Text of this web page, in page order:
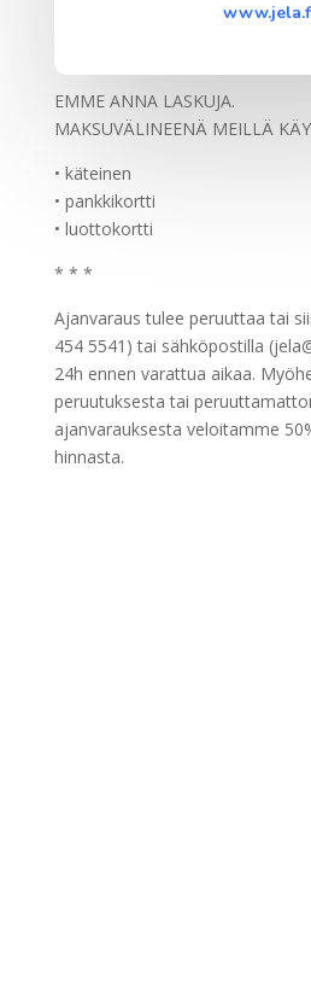
EMME ANNA LASKUJA.
MAKSUVÄLINEENÄ MEILLÄ KÄY
• käteinen
• pankkikortti
• luottokortti
* * *
Ajanvaraus tulee peruuttaa tai
454 5541) tai sähköpostilla
24h ennen varattua aikaa.
peruutuksesta tai
ajanvarauksesta veloitamme
hinnasta.